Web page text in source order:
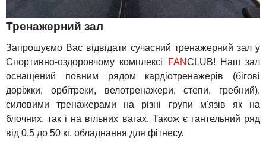
Тренажерний зал
Запрошуємо Вас відвідати сучасний тренажерний зал у
Спортивно-оздоровчому комплексі
FANCLUB! Наш зал
оснащений повним рядом кардіотренажерів (бігові
доріжки, орбітреки, велотренажери, степи, гребний),
силовими тренажерами на різні групи м'язів як на
блочних, так і на вільних вагах. Також є гантельний ряд
від 0,5 до 50 кг, обладнання для фітнесу.